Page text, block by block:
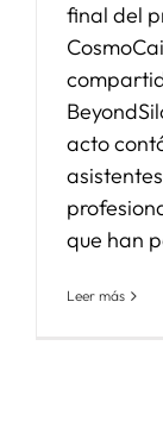
final del
acto
que han
Leer más